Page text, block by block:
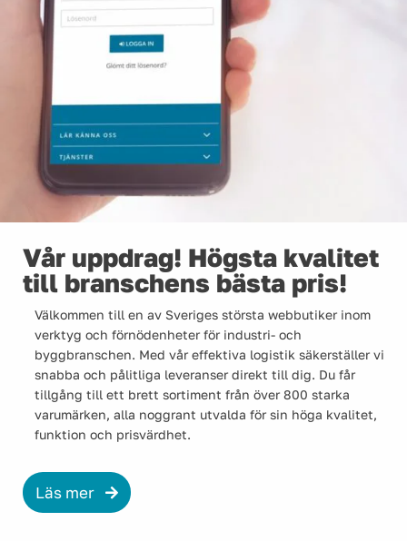
Vår uppdrag! Högsta kvalitet
till branschens bästa pris!
Välkommen till en av Sveriges största webbutiker inom
verktyg och förnödenheter för industri- och
byggbranschen. Med vår effektiva logistik säkerställer vi
snabba och pålitliga leveranser direkt till dig. Du får
tillgång till ett brett sortiment från över 800 starka
varumärken, alla noggrant utvalda för sin höga kvalitet,
funktion och prisvärdhet.
Läs mer